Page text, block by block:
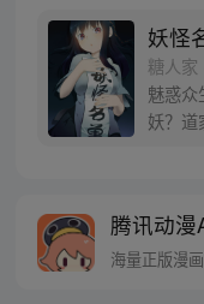
妖怪
糖人家
魅惑众
妖？道
群：
腾讯动漫
海量正版漫